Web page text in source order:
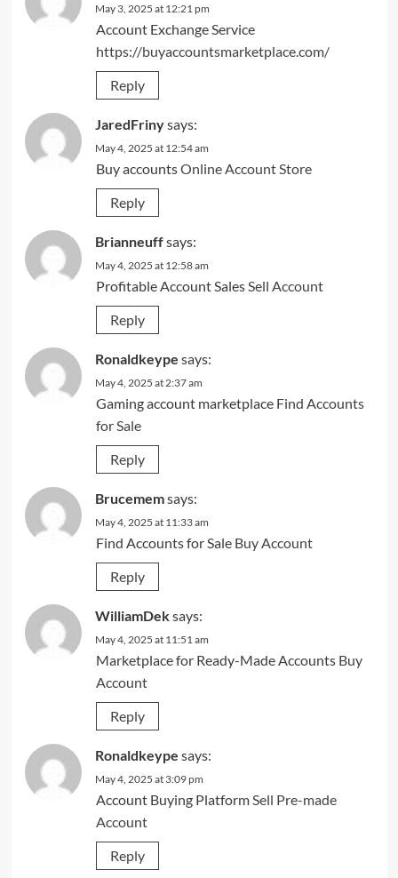
May 3, 2025 at 12:21 pm
Account Exchange Service
https://buyaccountsmarketplace.com/
Reply
JaredFrinysays:
May 4, 2025 at 12:54 am
Buy accountsOnline Account Store
Reply
Brianneuffsays:
May 4, 2025 at 12:58 am
Profitable Account Sales Sell Account
Reply
Ronaldkeype says:
May 4, 2025 at 2:37 am
Gaming account marketplace Find Accounts
for Sale
Reply
Brucememsays:
May 4, 2025 at 11:33 am
Find Accounts for Sale Buy Account
Reply
WilliamDeksays:
May 4, 2025 at 11:51 am
Marketplace for Ready-Made Accounts Buy
Account
Reply
Ronaldkeype says:
May 4, 2025 at 3:09 pm
Account Buying Platform Sell Pre-made
Account
Reply